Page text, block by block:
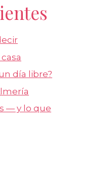
día libre?
— y lo que